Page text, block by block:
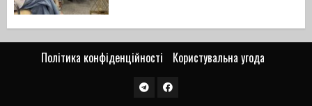
Політика конфіденційності Користувальна угода
Telegram
FB